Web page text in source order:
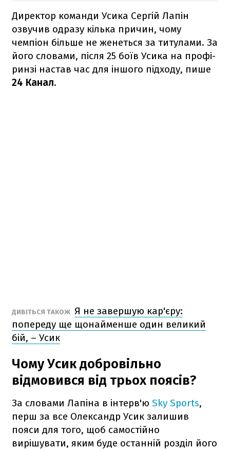
Директор команди Усика Сергій Лапін
озвучив одразу кілька причин, чому
чемпіон більше не женеться за титулами. За
його словами, після 25 боїв Усика на профі-
ринзі настав час для іншого підходу, пише
24 Канал.
ДИВІТЬСЯ ТАКОЖ Я не завершую кар'єру:
попереду ще щонайменше один великий
бій, – Усик
Чому Усик добровільно
відмовився від трьох поясів?
За словами Лапіна в інтерв'ю Sky Sports,
перш за все Олександр Усик залишив
пояси для того, щоб самостійно
вирішувати, яким буде останній розділ його